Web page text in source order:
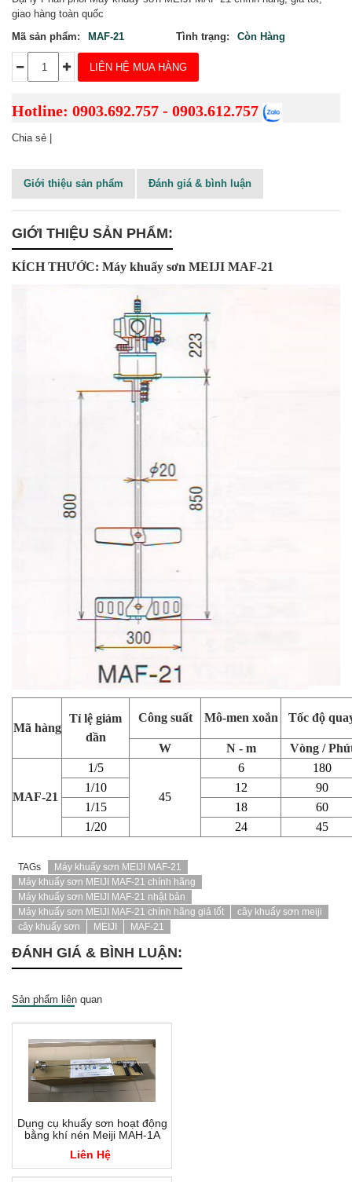
giao hàng toàn quốc
Mã sản phẩm:
MAF-21 Tình trạng: Còn Hàng
LIÊN HỆ MUA HÀNG
Hotline: 0903.692.757 - 0903.612.757
Chia sẻ |
Giới thiệu sản phẩm Đánh giá & bình luận
GIỚI THIỆU SẢN PHẨM:
KÍCH THƯỚC: Máy khuấy sơn MEIJI MAF-21
Mã hàng
Tỉ lệ giảm
dần
Công suất Mô-men xoắn Tốc độ
W N - m Vòng /
MAF-21
1/5
45
6
180
1/10
12
90
1/15
18
60
1/20
24 45
TAGs
Máy khuấy sơn MEIJI MAF-21
Máy khuấy sơn MEIJI MAF-21 chính hãng
Máy khuấy sơn MEIJI MAF-21 nhật bản
Máy khuấy sơn MEIJI MAF-21 chính hãng giá tốt
cây khuấy sơn meiji
cây khuấy sơn
MEIJI MAF-21
ĐÁNH GIÁ & BÌNH LUẬN:
Sản phẩm liên quan
Dụng cụ khuấy sơn hoạt động
bằng khí nén Meiji MAH-1A
Liên Hệ